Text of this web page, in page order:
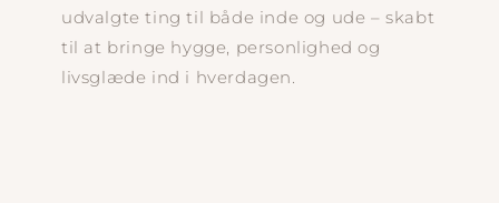
udvalgte ting til både inde og ude – skabt
til at bringe hygge, personlighed og
livsglæde ind i hverdagen.